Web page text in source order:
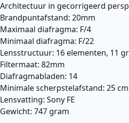
Architectuur in gecorrigeerd
Brandpuntafstand: 20mm
Maximaal diafragma: F/4
Minimaal diafragma: F/22
Lensstructuur: 16 elementen, 11
Filtermaat: 82mm
Diafragmabladen: 14
Minimale scherpstelafstand: 25 cm
Lensvatting: Sony FE
Gewicht: 747 gram